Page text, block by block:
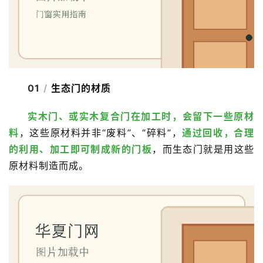
01 / 生态门的材质
实木门、或实木复合门在加工时，会留下一些原材
料 ，这些原材料并非“废料”、“碎料”，通过回收，合理
的利用、加工即可制成新的门板 ，而生态门就是用这些
原材料制造而成。